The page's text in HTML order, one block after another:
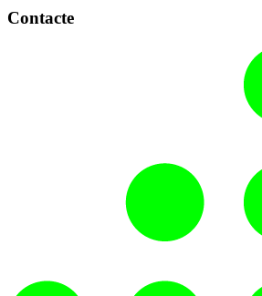
Contacte